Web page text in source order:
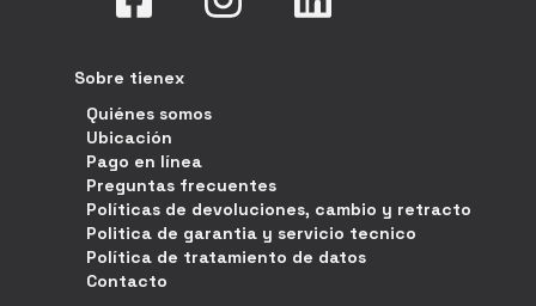
Sobre tienex
Quiénes somos
Ubicación
Pago en línea
Preguntas frecuentes
Políticas de devoluciones, cambio y retracto
Politica de garantia y servicio tecnico
Política de tratamiento de datos
Contacto